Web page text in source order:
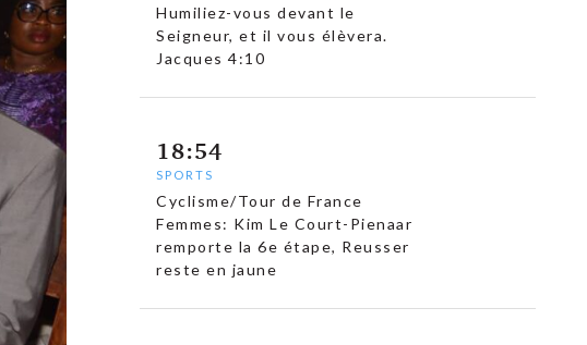
Humiliez-vous devant le
Seigneur, et il vous élèvera.
Jacques 4:10
18:54
SPORTS
Cyclisme/Tour de France
Femmes: Kim Le Court-Pienaar
remporte la 6e étape, Reusser
reste en jaune